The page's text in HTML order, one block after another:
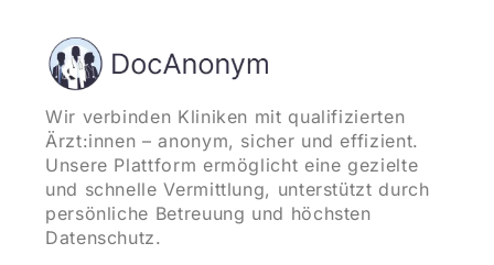
Wir verbinden Kliniken mit qualifizierten
Ärzt:innen – anonym, sicher und effizient.
Unsere Plattform ermöglicht eine gezielte
und schnelle Vermittlung, unterstützt durch
persönliche Betreuung und höchsten
Datenschutz.